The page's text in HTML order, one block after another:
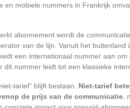
en mobiele nummers in Frankrijk
abonnement wordt de
van de lijn. Vanuit het buitenland
een internationaal nummer aan
nummer leidt tot een klassieke
tarief” blijft bestaan. Niet-tarief
de prijs van de communicatie